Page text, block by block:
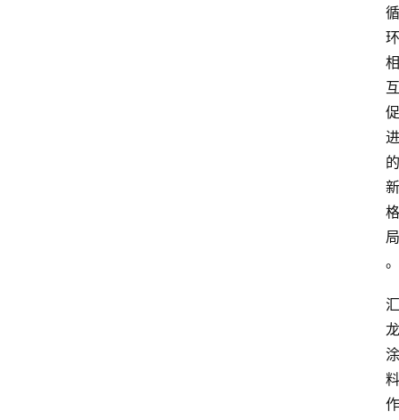
循
环
相
互
促
进
的
新
格
局
。
汇
龙
涂
料
作